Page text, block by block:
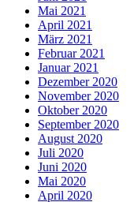
Mai 2021
April 2021
März 2021
Februar 2021
Januar 2021
Dezember 2020
November 2020
Oktober 2020
September 2020
August 2020
Juli 2020
Juni 2020
Mai 2020
April 2020